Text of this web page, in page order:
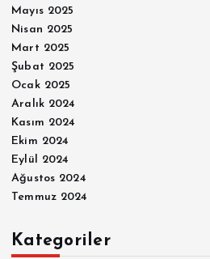
Mayıs 2025
Nisan 2025
Mart 2025
Şubat 2025
Ocak 2025
Aralık 2024
Kasım 2024
Ekim 2024
Eylül 2024
Ağustos 2024
Temmuz 2024
Kategoriler